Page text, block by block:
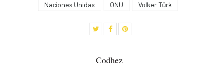
Naciones Unidas
ONU Volker Türk
Codhez